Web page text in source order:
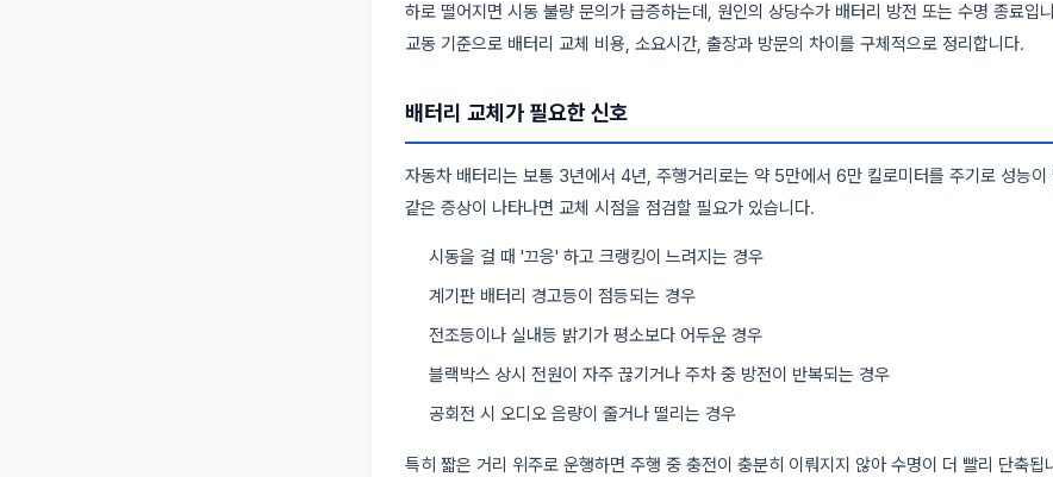
하로 떨어지면 시동 불량 문의가 급증하는데, 원인의 상당수가 배터리 방전 또는 수명 종료입
교동 기준으로 배터리 교체 비용, 소요시간, 출장과 방문의 차이를 구체적으로 정리합니다.
배터리 교체가 필요한 신호
자동차 배터리는 보통 3년에서 4년, 주행거리로는 약 5만에서 6만 킬로미터를 주기로 성능이
같은 증상이 나타나면 교체 시점을 점검할 필요가 있습니다.
시동을 걸 때 '끄응' 하고 크랭킹이 느려지는 경우
계기판 배터리 경고등이 점등되는 경우
전조등이나 실내등 밝기가 평소보다 어두운 경우
블랙박스 상시 전원이 자주 끊기거나 주차 중 방전이 반복되는 경우
공회전 시 오디오 음량이 줄거나 떨리는 경우
특히 짧은 거리 위주로 운행하면 주행 중 충전이 충분히 이뤄지지 않아 수명이 더 빨리 단축됩